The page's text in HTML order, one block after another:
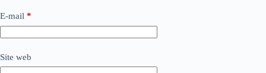
E-mail *
Site web